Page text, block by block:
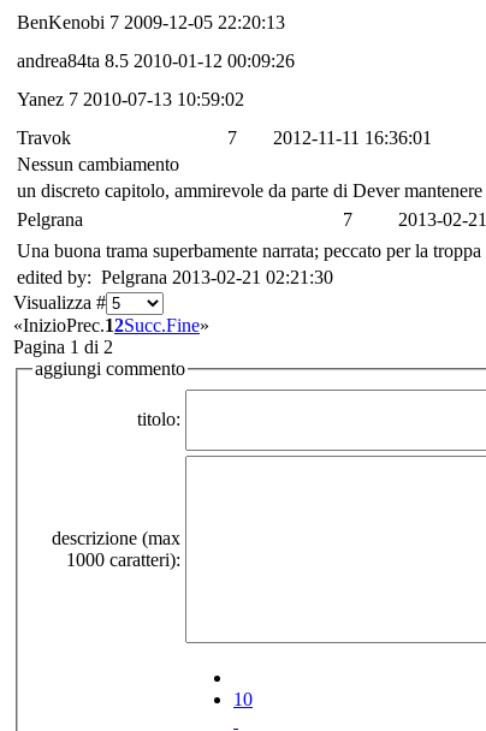
BenKenobi 7 2009-12-05 22:20:13
andrea84ta 8.5 2010-01-12 00:09:26
Yanez 7 2010-07-13 10:59:02
Travok
7
2012-11-11 16:36:01
Nessun cambiamento
un discreto capitolo, ammirevole da parte di Dever
Pelgrana
7
2013-02-
Una buona trama superbamente narrata; peccato per la
edited by: Pelgrana 2013-02-21 02:21:30
Visualizza #
«InizioPrec.12Succ.Fine»
Pagina 1 di 2
aggiungi commento
titolo:
descrizione (max
1000 caratteri):
10